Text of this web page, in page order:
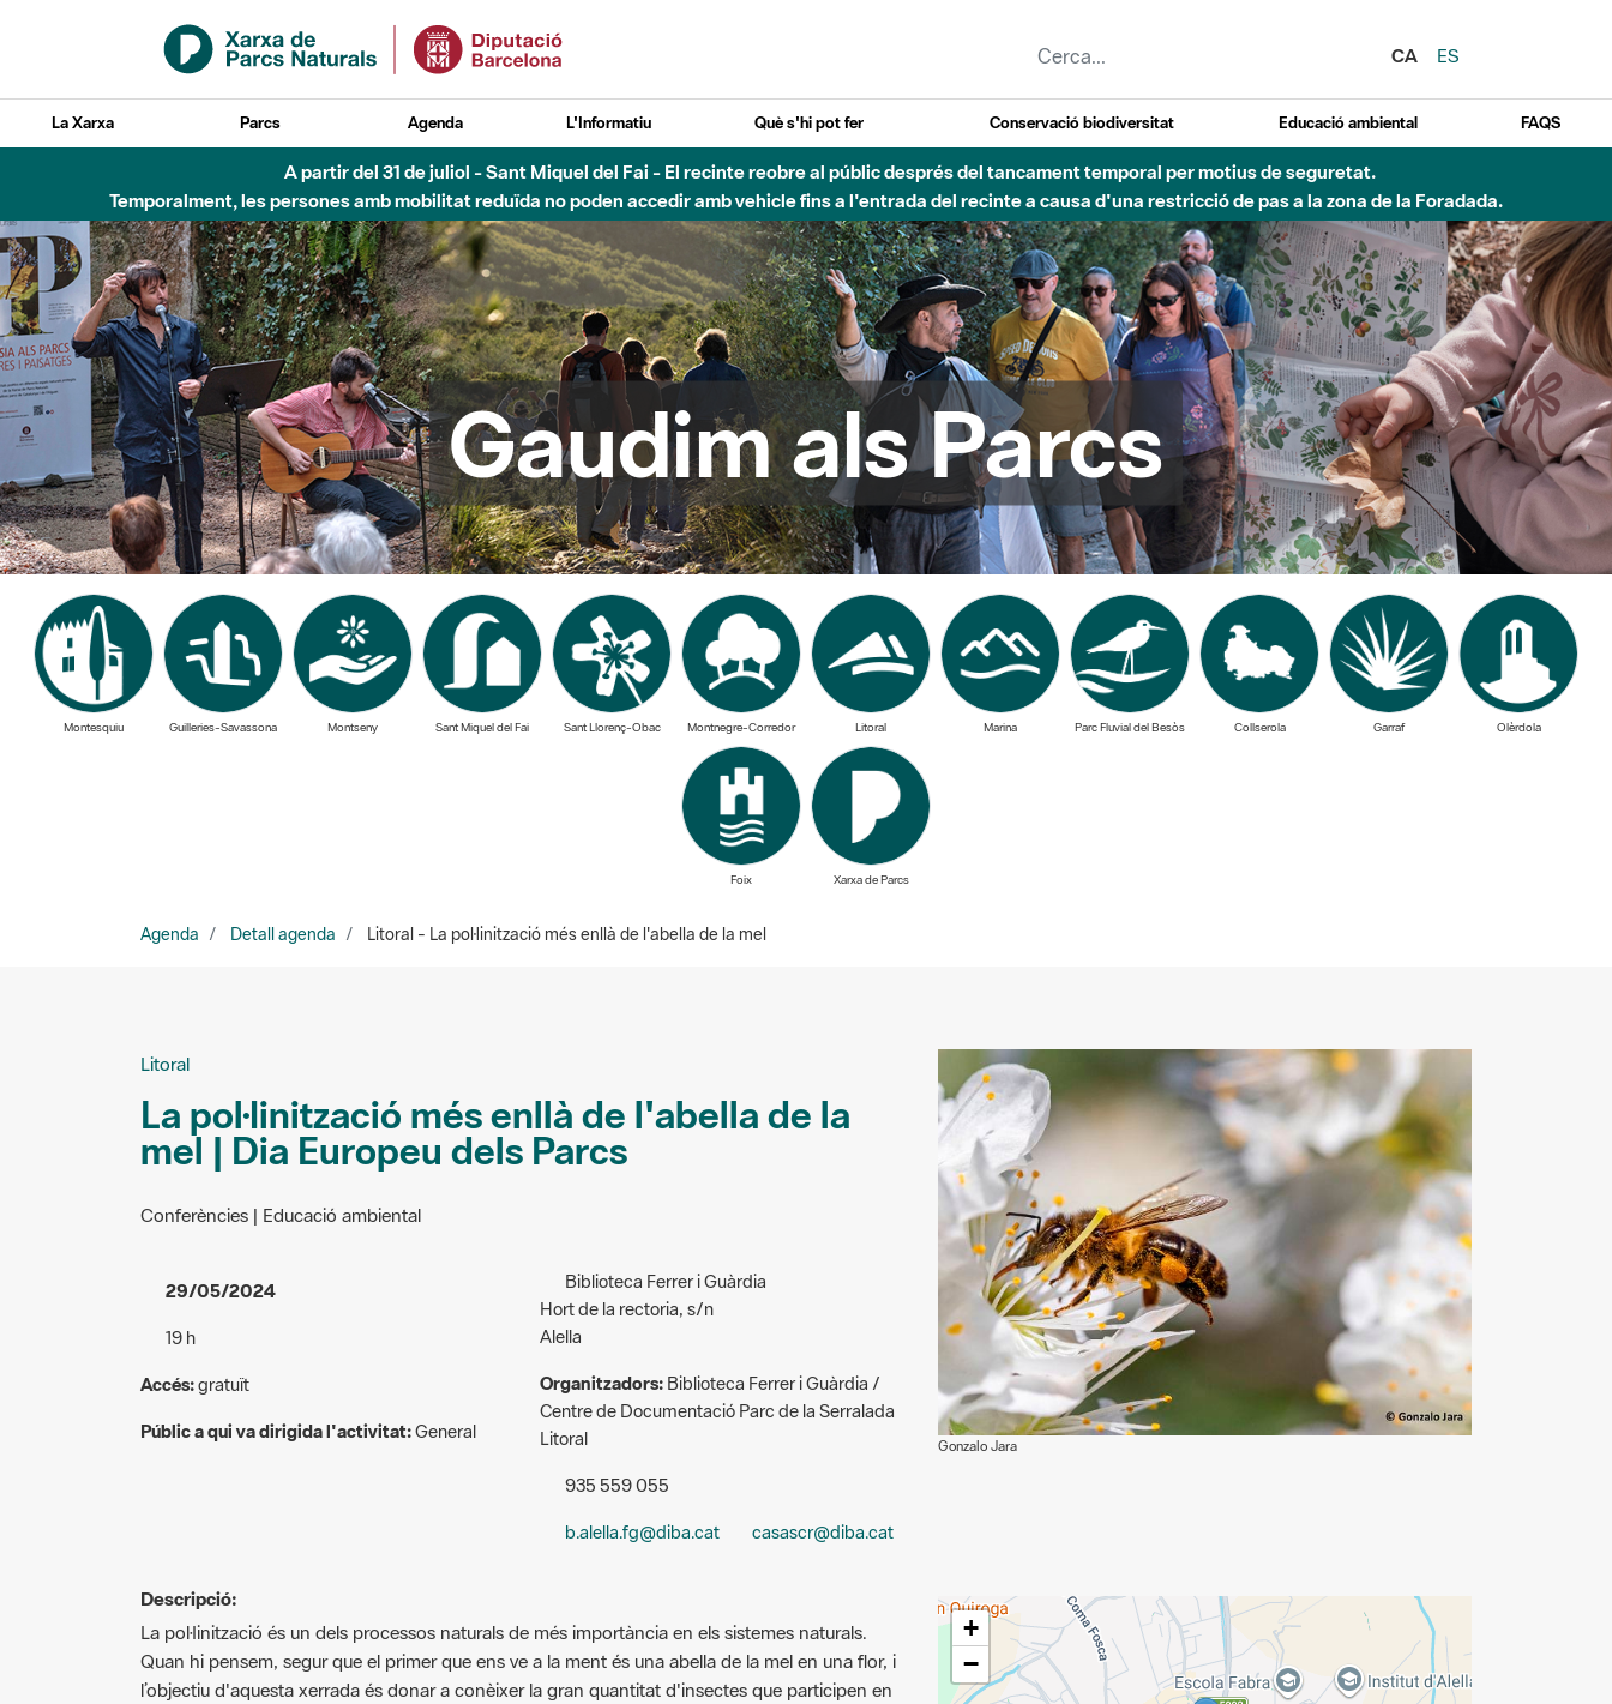
Salta al contingut principal
CA
ES
La Xarxa Parcs Agenda L'Informatiu Què s'hi pot fer Conservació biodiversitat Educació ambiental FAQS
6 d'agost - Parc Fluvial Besòs - Activació de la Fase d'Alerta del Parc Fluvial del Besòs per pluges intenses.
Tancats els accessos al Parc.
Gaudim als Parcs
Montesquiu Guilleries-Savassona Montseny Sant Miquel del Fai Sant Llorenç-Obac Montnegre-Corredor Litoral Marina Parc Fluvial del Besòs Collserola Garraf Olèrdola
Foix Xarxa de Parcs
Agenda Detall agenda Litoral - La pol·linització més enllà de l'abella de la mel
Litoral
La pol·linització més enllà de l'abella de la
mel | Dia Europeu dels Parcs
Conferències | Educació ambiental
29/05/2024
19 h
Accés:gratuït
Públic a qui va dirigida l'activitat:General
Biblioteca Ferrer i Guàrdia
Hort de la rectoria, s/n
Alella
Organitzadors:Biblioteca Ferrer i Guàrdia /
Centre de Documentació Parc de la Serralada
Litoral
935 559 055
b.alella.fg@diba.cat casascr@diba.cat
Gonzalo Jara
Descripció:
La pol·linització és un dels processos naturals de més importància en els sistemes naturals.
Quan hi pensem, segur que el primer que ens ve a la ment és una abella de la mel en una flor, i
l’objectiu d'aquesta xerrada és donar a conèixer la gran quantitat d'insectes que participen en
+
−